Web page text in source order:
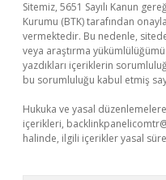
Sitemiz, 5651 Sayılı Kanun
Kurumu (BTK) tarafından
vermektedir. Bu nedenle,
veya araştırma
yazdıkları içeriklerin
bu sorumluluğu kabul etmiş
Hukuka ve yasal
içerikleri,
halinde, ilgili içerikler yasal